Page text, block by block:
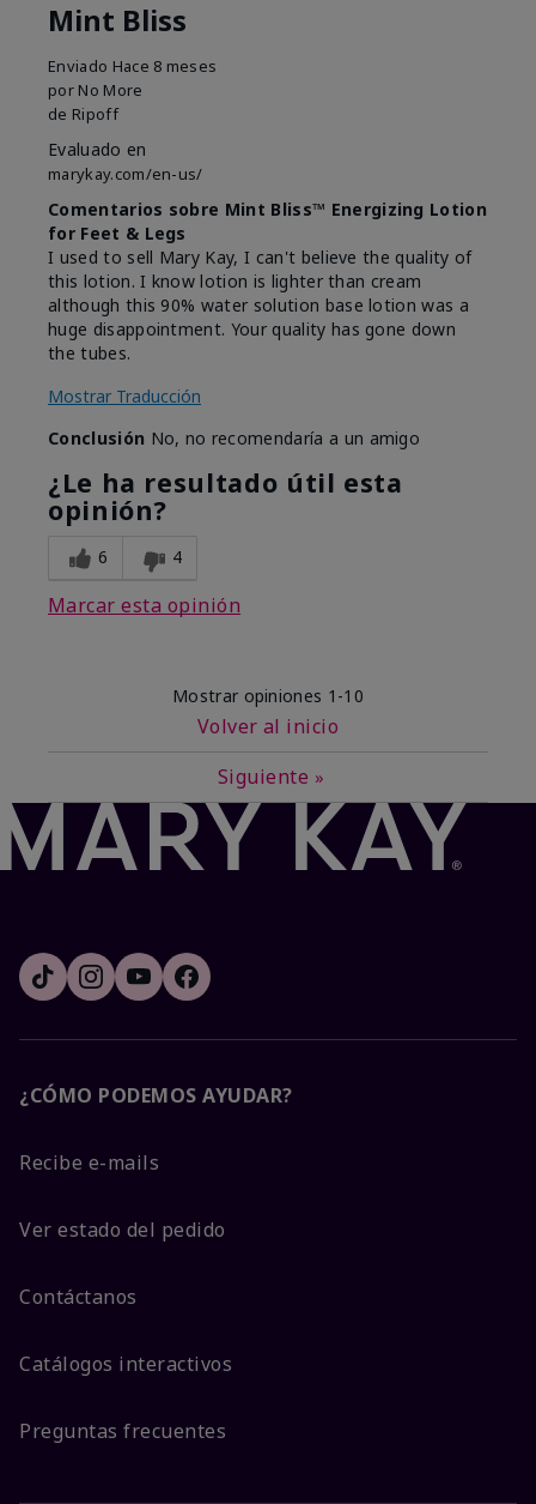
Mint Bliss
Enviado Hace 8 meses
por No More
de Ripoff
Evaluado en
marykay.com/en-us/
Comentarios sobre Mint Bliss™ Energizing Lotion
for Feet & Legs
I used to sell Mary Kay, I can't believe the quality of
this lotion. I know lotion is lighter than cream
although this 90% water solution base lotion was a
huge disappointment. Your quality has gone down
the tubes.
Mostrar Traducción
Conclusión No, no recomendaría a un amigo
¿Le ha resultado útil esta
opinión?
6 4
Marcar esta opinión
Mostrar opiniones 1-10
Volver al inicio
Siguiente »
¿CÓMO PODEMOS AYUDAR?
Recibe e-mails
Ver estado del pedido
Contáctanos
Catálogos interactivos
Preguntas frecuentes